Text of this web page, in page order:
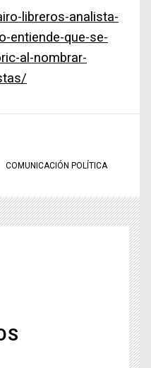
libreros-analista-
entiende-que-se-
al-nombrar-
COMUNICACIÓN POLÍTICA